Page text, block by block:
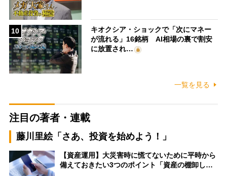
10
キオクシア・ショックで「次にマネー
が流れる」16銘柄 AI相場の裏で割安
に放置され…
一覧を見る
注目の著者・連載
藤川里絵「さあ、投資を始めよう！」
【資産運用】大災害時に慌てないために平時から
備えておきたい3つのポイント「資産の棚卸し…